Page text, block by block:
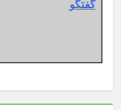
گفتگو